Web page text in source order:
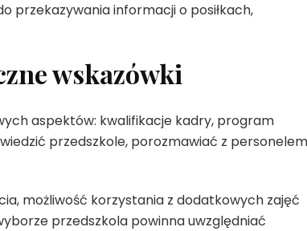
przekazywania informacji o posiłkach,
wskazówki
aspektów: kwalifikacje kadry, program
przedszkole, porozmawiać z
możliwość korzystania z dodatkowych zajęć
przedszkola powinna uwzględniać